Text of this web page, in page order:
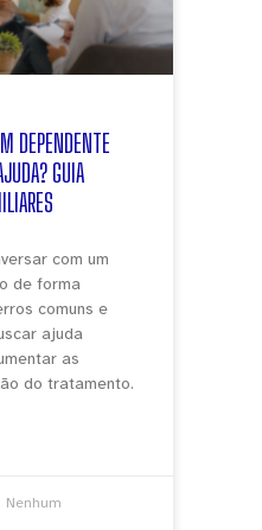
DEPENDENTE
GUIA
com um
de forma
comuns e
ajuda
as
do tratamento.
Nenhum